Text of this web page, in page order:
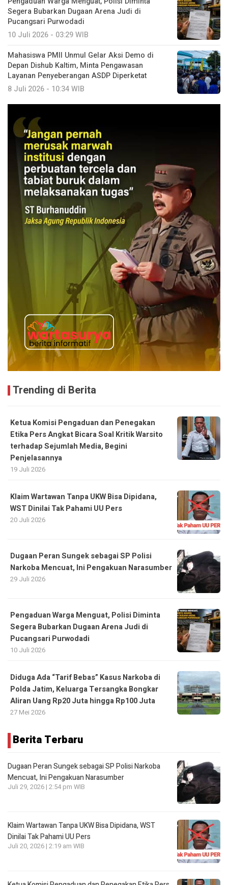
Segera Bubarkan Dugaan Arena Judi di
Pucangsari Purwodadi
10 Juli 2026 - 03:29 WIB
Mahasiswa PMII Unmul Gelar Aksi Demo di
Depan Dishub Kaltim, Minta Pengawasan
Layanan Penyeberangan ASDP Diperketat
8 Juli 2026 - 10:34 WIB
Trending di Berita
Ketua Komisi Pengaduan dan Penegakan
Etika Pers Angkat Bicara Soal Kritik Warsito
terhadap Sejumlah Media, Begini
Penjelasannya
19 Juli 2026
Klaim Wartawan Tanpa UKW Bisa Dipidana,
WST Dinilai Tak Pahami UU Pers
20 Juli 2026
Dugaan Peran Sungek sebagai SP Polisi
Narkoba Mencuat, Ini Pengakuan Narasumber
29 Juli 2026
Pengaduan Warga Menguat, Polisi Diminta
Segera Bubarkan Dugaan Arena Judi di
Pucangsari Purwodadi
10 Juli 2026
Diduga Ada “Tarif Bebas” Kasus Narkoba di
Polda Jatim, Keluarga Tersangka Bongkar
Aliran Uang Rp20 Juta hingga Rp100 Juta
27 Mei 2026
Berita Terbaru
Dugaan Peran Sungek sebagai SP Polisi Narkoba
Mencuat, Ini Pengakuan Narasumber
Juli 29, 2026 | 2:54 pm WIB
Klaim Wartawan Tanpa UKW Bisa Dipidana, WST
Dinilai Tak Pahami UU Pers
Juli 20, 2026 | 2:19 am WIB